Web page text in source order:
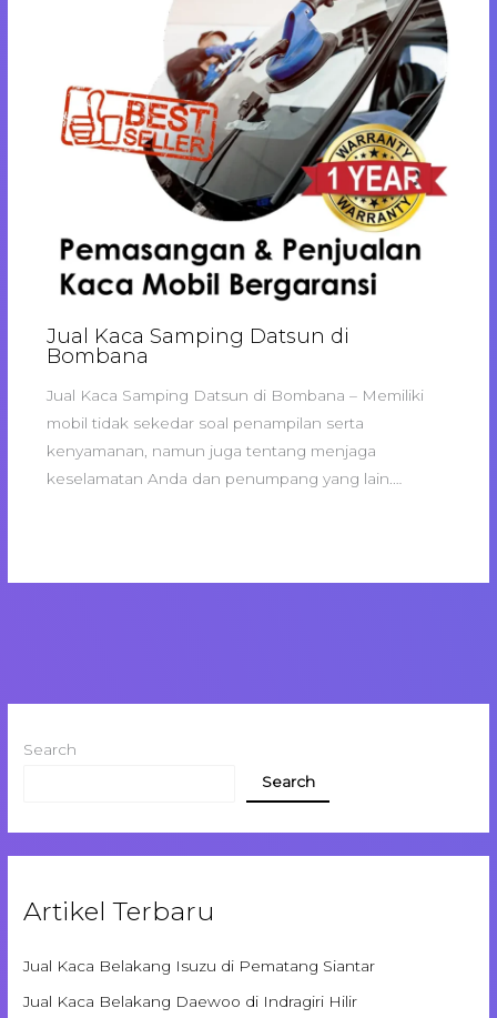
Jual Kaca Samping Datsun di
Bombana
Jual Kaca Samping Datsun di Bombana – Memiliki
mobil tidak sekedar soal penampilan serta
kenyamanan, namun juga tentang menjaga
keselamatan Anda dan penumpang yang lain.…
Search
Search
Artikel Terbaru
Jual Kaca Belakang Isuzu di Pematang Siantar
Jual Kaca Belakang Daewoo di Indragiri Hilir